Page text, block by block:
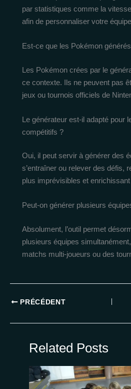
par statistiques comme la
afin de personnaliser votre
Est-ce que les Pokémon
Les Pokémon crées par le
ce contexte. Ils ne peuvent pas
jeux ou tournois officiels de
Le générateur est-il adapté pour
compétitifs ?
Oui, il peut servir à générer des
s’entraîner ou relever des défis,
plus imprévisibles et
Peut-on générer plusieurs
Absolument, l’outil permet
plusieurs équipes
matchs multi-joueurs ou des
PRÉCÉDENT
Related Posts